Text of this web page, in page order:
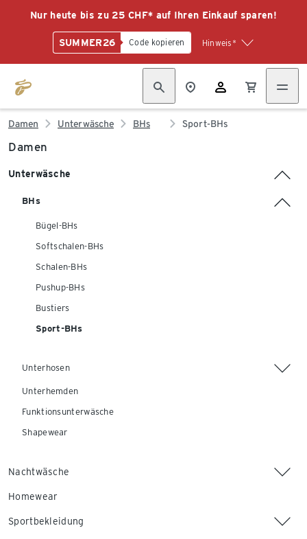
Nur heute bis zu 25 CHF* auf Ihren Einkauf sparen!
SUMMER26 Code kopieren Hinweis*
Damen Unterwäsche BHs Sport-BHs
Damen
Unterwäsche
BHs
Bügel-BHs
Softschalen-BHs
Schalen-BHs
Pushup-BHs
Bustiers
Sport-BHs
Unterhosen
Unterhemden
Funktionsunterwäsche
Shapewear
Nachtwäsche
Homewear
Sportbekleidung